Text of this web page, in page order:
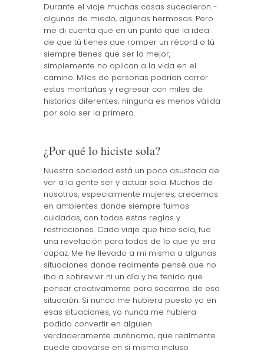
Durante el viaje muchas cosas sucedieron -
algunas de miedo, algunas hermosas. Pero
me di cuenta que en un punto que la idea
de que tú tienes que romper un récord o tú
siempre tienes que ser la mejor,
simplemente no aplican a la vida en el
camino. Miles de personas podrían correr
estas montañas y regresar con miles de
historias diferentes; ninguna es menos válida
por solo ser la primera.
¿Por qué lo hiciste sola?
Nuestra sociedad está un poco asustada de
ver a la gente ser y actuar sola. Muchos de
nosotros, especialmente mujeres, crecemos
en ambientes donde siempre fuimos
cuidadas, con todas estas reglas y
restricciones. Cada viaje que hice sola, fue
una revelación para todos de lo que yo era
capaz. Me he llevado a mi misma a algunas
situaciones donde realmente pensé que no
iba a sobrevivir ni un día y he tenido que
pensar creativamente para sacarme de esa
situación. Si nunca me hubiera puesto yo en
esas situaciones, yo nunca me hubiera
podido convertir en alguien
verdaderamente autónoma, que realmente
puede apoyarse en sí misma incluso